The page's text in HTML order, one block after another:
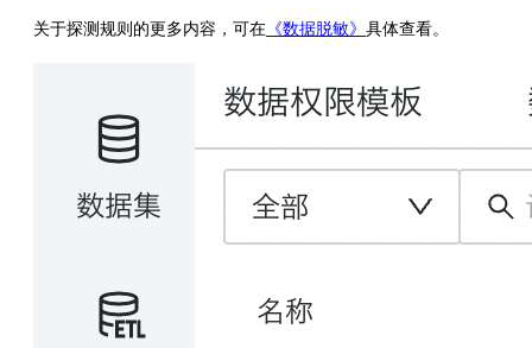
关于探测规则的更多内容，可在 《数据脱敏》 具体查看。